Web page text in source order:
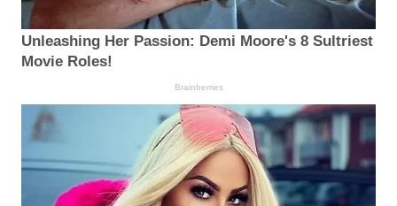
Unleashing Her Passion: Demi Moore's 8 Sultriest
Movie Roles!
Brainberries